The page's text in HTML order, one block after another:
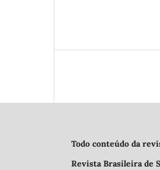
Todo conteúdo da
Revista Brasileira de